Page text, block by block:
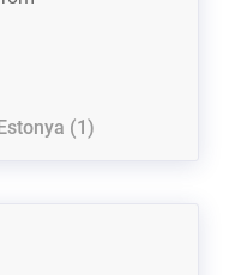
(1)